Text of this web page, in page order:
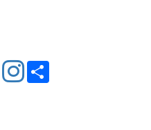
Messenger